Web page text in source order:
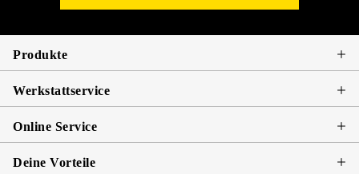
Produkte
Werkstattservice
Online Service
Deine Vorteile